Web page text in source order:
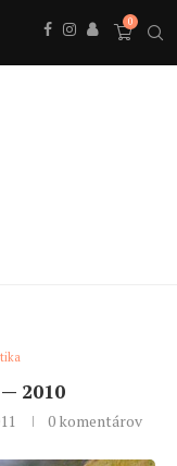
0
2010
0 komentárov